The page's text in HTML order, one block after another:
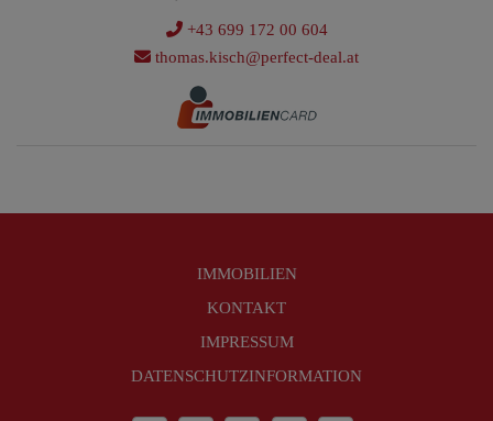
+43 699 172 00 604
thomas.kisch@perfect-deal.at
IMMOBILIEN
KONTAKT
IMPRESSUM
DATENSCHUTZINFORMATION